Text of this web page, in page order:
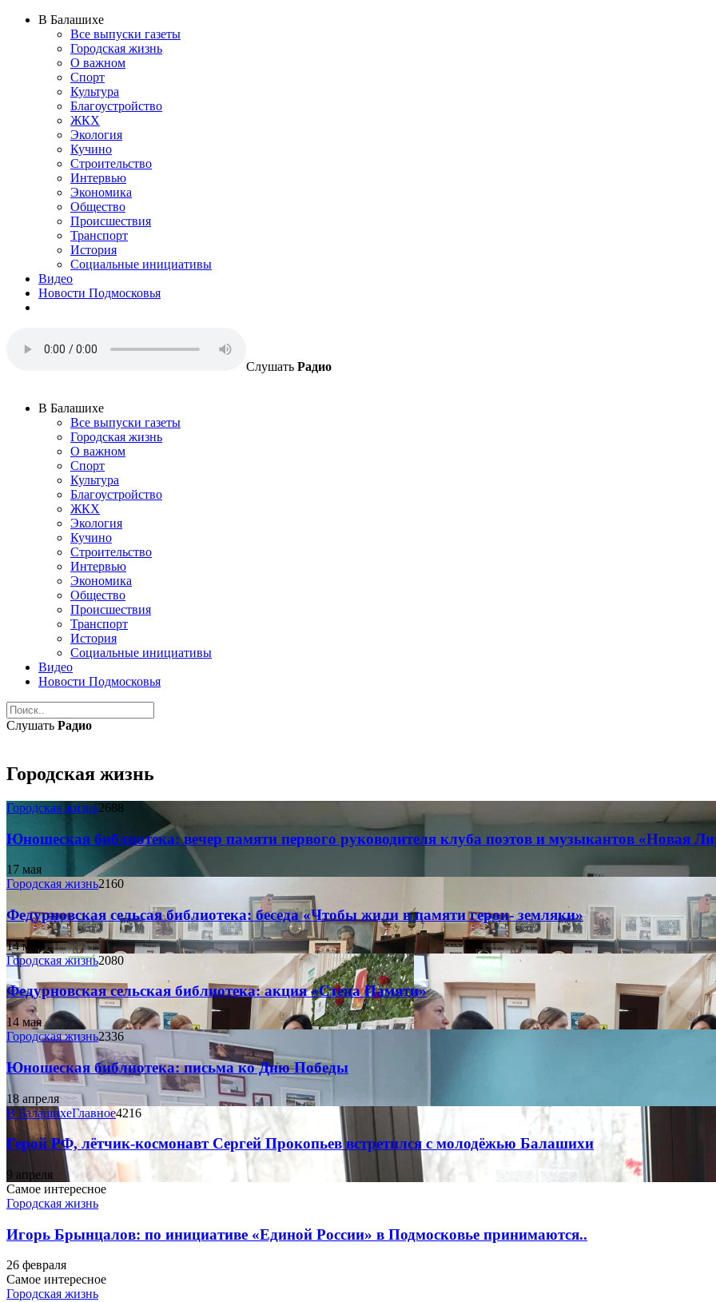
В Балашихе
Все выпуски газеты
Городская жизнь
О важном
Спорт
Культура
Благоустройство
ЖКХ
Экология
Кучино
Строительство
Интервью
Экономика
Общество
Происшествия
Транспорт
История
Социальные инициативы
Видео
Новости Подмосковья
Слушать Радио
В Балашихе
Все выпуски газеты
Городская жизнь
О важном
Спорт
Культура
Благоустройство
ЖКХ
Экология
Кучино
Строительство
Интервью
Экономика
Общество
Происшествия
Транспорт
История
Социальные инициативы
Видео
Новости Подмосковья
Слушать Радио
Городская жизнь
Городская жизнь2688
Юношеская библиотека: вечер памяти первого руководителя клуба поэтов и музыкантов «Новая
17 мая
Городская жизнь2160
Федурновская сельсая библиотека: беседа «Чтобы жили в памяти герои- земляки»
14 мая
Городская жизнь2080
Федурновская сельская библиотека: акция «Стена Памяти»
14 мая
Городская жизнь2336
Юношеская библиотекa: письма ко Дню Победы
18 апреля
В БалашихеГлавное4216
Герой РФ, лётчик-космонавт Сергей Прокопьев встретился с молодёжью Балашихи
9 апреля
Самое интересное
Городская жизнь
Игорь Брынцалов: по инициативе «Единой России» в Подмосковье принимаются..
26 февраля
Самое интересное
Городская жизнь